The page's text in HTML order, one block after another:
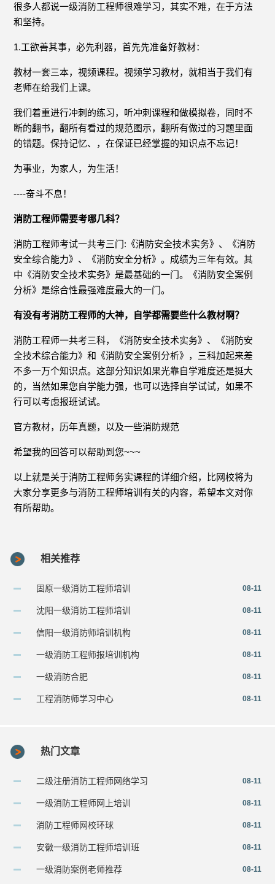
很多人都说一级消防工程师很难学习，其实不难，在于方法
和坚持。
1.工欲善其事，必先利器，首先先准备好教材：
教材一套三本，视频课程。视频学习教材，就相当于我们有
老师在给我们上课。
我们着重进行冲刺的练习，听冲刺课程和做模拟卷，同时不
断的翻书，翻所有看过的规范图示，翻所有做过的习题里面
的错题。保持记忆、，在保证已经掌握的知识点不忘记！
为事业，为家人，为生活！
----奋斗不息！
消防工程师需要考哪几科？
消防工程师考试一共考三门:《消防安全技术实务》、《消防
安全综合能力》、《消防安全分析》。成绩为三年有效。其
中《消防安全技术实务》是最基础的一门。《消防安全案例
分析》是综合性最强难度最大的一门。
有没有考消防工程师的大神，自学都需要些什么教材啊？
消防工程师一共考三科，《消防安全技术实务》、《消防安
全技术综合能力》和《消防安全案例分析》，三科加起来差
不多一万个知识点。这部分知识如果光靠自学难度还是挺大
的，当然如果您自学能力强，也可以选择自学试试，如果不
行可以考虑报班试试。
官方教材，历年真题，以及一些消防规范
希望我的回答可以帮助到您~~~
以上就是关于消防工程师务实课程的详细介绍，比网校将为
大家分享更多与消防工程师培训有关的内容，希望本文对你
有所帮助。
相关推荐
固原一级消防工程师培训 08-11
沈阳一级消防工程师培训 08-11
信阳一级消防师培训机构 08-11
一级消防工程师报培训机构 08-11
一级消防合肥 08-11
工程消防师学习中心 08-11
热门文章
二级注册消防工程师网络学习 08-11
一级消防工程师网上培训 08-11
消防工程师网校环球 08-11
安徽一级消防工程师培训班 08-11
一级消防案例老师推荐 08-11